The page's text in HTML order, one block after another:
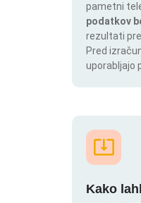
pametni
podatkov
rezultati
Pred
uporabljajo
Kako